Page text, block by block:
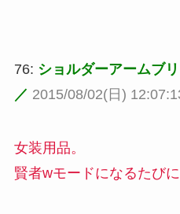
76: ショルダーアームブ
／ 2015/08/02(日)
女装用品。
賢者wモードになるたびに